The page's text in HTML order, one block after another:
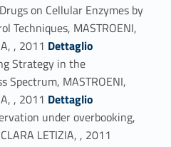
on Cellular Enzymes by
Techniques, MASTROENI,
, 2011 Link identifier #identifier_person_168171-36
Dettaglio
Strategy in the
Spectrum, MASTROENI,
, 2011 Link identifier #identifier_person_124168-37
Dettaglio
under overbooking,
LETIZIA, , 2011